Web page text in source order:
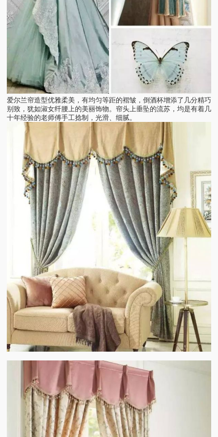
爱尔兰帘造型优雅柔美，有均匀等距的褶皱，倒酒杯增添了几分精巧
别致，犹如淑女纤腰上的美丽饰物。帘头上垂坠的流苏，均是有着几
十年经验的老师傅手工捻制，光滑、细腻。